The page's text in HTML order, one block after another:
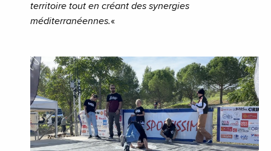
territoire tout en créant des synergies
méditerranéennes.«